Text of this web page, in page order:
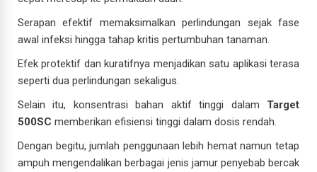
Serapan efektif memaksimalkan perlindungan sejak fase
awal infeksi hingga tahap kritis pertumbuhan tanaman.
Efek protektif dan kuratifnya menjadikan satu aplikasi terasa
seperti dua perlindungan sekaligus.
Selain itu, konsentrasi bahan aktif tinggi dalam Target
500SC memberikan efisiensi tinggi dalam dosis rendah.
Dengan begitu, jumlah penggunaan lebih hemat namun tetap
ampuh mengendalikan berbagai jenis jamur penyebab bercak